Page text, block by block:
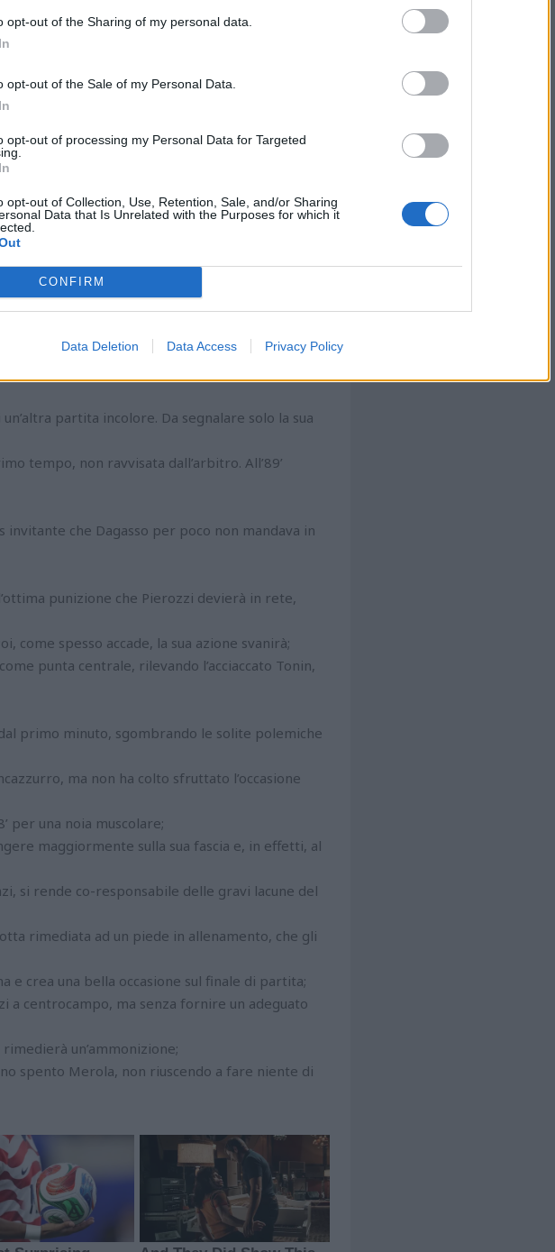
opt-out of the Sharing of my personal data.
opt-out of the Sale of my Personal Data.
opt-out of processing my Personal Data for Targeted
opt-out of Collection, Use, Retention, Sale, and/or Sharing
Data that Is Unrelated with the Purposes for which it
CONFIRM
Data Deletion Data Access Privacy Policy
stato un rigore solare per l’Ascoli, ma l’arbitro
dopo quando, intercettando maldestramente
d’argento al solito D’Uffizi il quale realizza
è compartecipe di una difesa del tutto
l’unico giocatore a creare occasioni vere, oltre ad
5’ batte un buon calcio d’angolo, fornendo un
porta. Poi, al 20’, con un bel sinistro sfiora il
azione;
non è più il giocatore propositivo e presente
partita incolore. Da segnalare solo la sua
tempo, non ravvisata dall’arbitro. All’89’
invitante che Dagasso per poco non mandava in
punizione che Pierozzi devierà in rete,
come spesso accade, la sua azione svanirà;
punta centrale, rilevando l’acciaccato Tonin,
primo minuto, sgombrando le solite polemiche
ma non ha colto sfruttato l’occasione
per una noia muscolare;
maggiormente sulla sua fascia e, in effetti, al
si rende co-responsabile delle gravi lacune del
rimediata ad un piede in allenamento, che gli
e crea una bella occasione sul finale di partita;
a centrocampo, ma senza fornire un adeguato
un’ammonizione;
spento Merola, non riuscendo a fare niente di